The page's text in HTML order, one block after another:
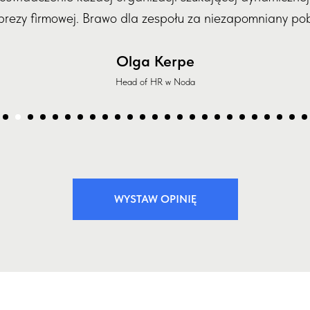
firmowej. Brawo dla zespołu za niezapomniany
Olga Kerpe
Head of HR w Noda
WYSTAW OPINIĘ